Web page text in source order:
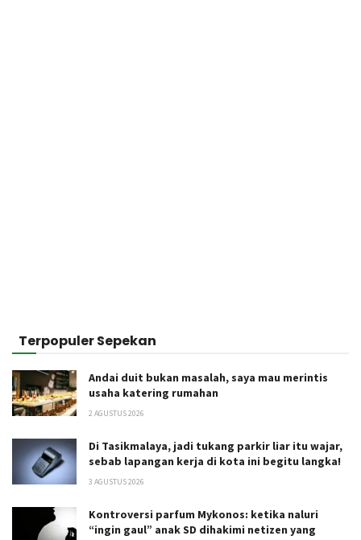
Terpopuler Sepekan
Andai duit bukan masalah, saya mau merintis
usaha katering rumahan
2 AGUSTUS 2026
Di Tasikmalaya, jadi tukang parkir liar itu wajar,
sebab lapangan kerja di kota ini begitu langka!
3 AGUSTUS 2026
Kontroversi parfum Mykonos: ketika naluri
“ingin gaul” anak SD dihakimi netizen yang